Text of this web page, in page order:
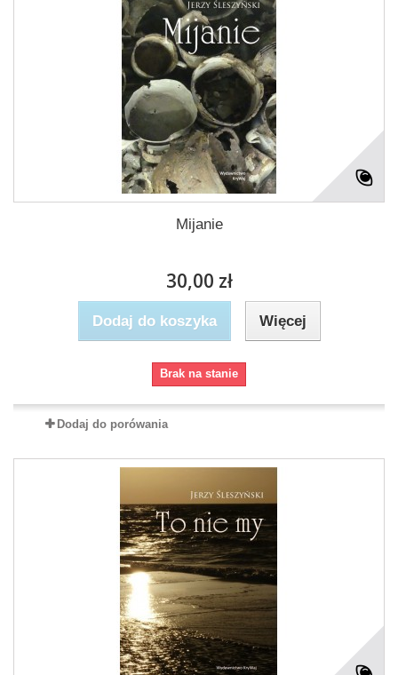
Mijanie
30,00 zł
Dodaj do koszyka Więcej
Brak na stanie
Dodaj do porówania